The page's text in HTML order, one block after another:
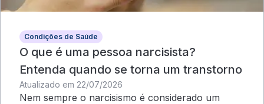
Condições de Saúde
O que é uma pessoa narcisista?
Entenda quando se torna um transtorno
Atualizado em 22/07/2026
Nem sempre o narcisismo é considerado um